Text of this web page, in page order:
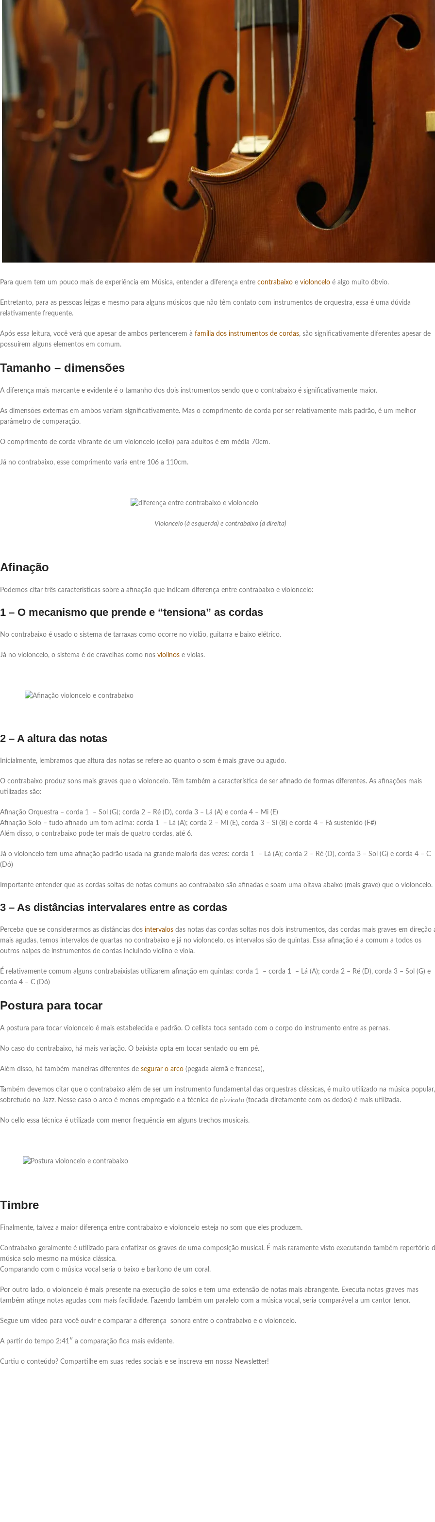
Para quem tem um pouco mais de experiência em Música, entender a diferença entre contrabaixo e violoncelo é algo muito óbvio.
Entretanto, para as pessoas leigas e mesmo para alguns músicos que não têm contato com instrumentos de orquestra, essa é uma dúvida
relativamente frequente.
Após essa leitura, você verá que apesar de ambos pertencerem à família dos instrumentos de cordas, são significativamente diferentes apesar de
possuírem alguns elementos em comum.
Tamanho – dimensões
A diferença mais marcante e evidente é o tamanho dos dois instrumentos sendo que o contrabaixo é significativamente maior.
As dimensões externas em ambos variam significativamente. Mas o comprimento de corda por ser relativamente mais padrão, é um melhor
parâmetro de comparação.
O comprimento de corda vibrante de um violoncelo (cello) para adultos é em média 70cm.
Já no contrabaixo, esse comprimento varia entre 106 a 110cm.
Violoncelo (à esquerda) e contrabaixo (à direita)
Afinação
Podemos citar três características sobre a afinação que indicam diferença entre contrabaixo e violoncelo:
1 – O mecanismo que prende e “tensiona” as cordas
No contrabaixo é usado o sistema de tarraxas como ocorre no violão, guitarra e baixo elétrico.
Já no violoncelo, o sistema é de cravelhas como nos violinos e violas.
2 – A altura das notas
Inicialmente, lembramos que altura das notas se refere ao quanto o som é mais grave ou agudo.
O contrabaixo produz sons mais graves que o violoncelo. Têm também a característica de ser afinado de formas diferentes. As afinações mais
utilizadas são:
Afinação Orquestra – corda 1 – Sol (G); corda 2 – Ré (D), corda 3 – Lá (A) e corda 4 – Mi (E)
Afinação Solo – tudo afinado um tom acima: corda 1 – Lá (A); corda 2 – Mi (E), corda 3 – Si (B) e corda 4 – Fá sustenido (F#)
Além disso, o contrabaixo pode ter mais de quatro cordas, até 6.
Já o violoncelo tem uma afinação padrão usada na grande maioria das vezes: corda 1 – Lá (A); corda 2 – Ré (D), corda 3 – Sol (G) e corda 4 – C
(Dó)
Importante entender que as cordas soltas de notas comuns ao contrabaixo são afinadas e soam uma oitava abaixo (mais grave) que o violoncelo.
3 – As distâncias intervalares entre as cordas
Perceba que se considerarmos as distâncias dos intervalos das notas das cordas soltas nos dois instrumentos, das cordas mais graves em direção
mais agudas, temos intervalos de quartas no contrabaixo e já no violoncelo, os intervalos são de quintas. Essa afinação é a comum a todos os
outros naipes de instrumentos de cordas incluindo violino e viola.
É relativamente comum alguns contrabaixistas utilizarem afinação em quintas: corda 1 – corda 1 – Lá (A); corda 2 – Ré (D), corda 3 – Sol (G) e
corda 4 – C (Dó)
Postura para tocar
A postura para tocar violoncelo é mais estabelecida e padrão. O cellista toca sentado com o corpo do instrumento entre as pernas.
No caso do contrabaixo, há mais variação. O baixista opta em tocar sentado ou em pé.
Além disso, há também maneiras diferentes de segurar o arco (pegada alemã e francesa),
Também devemos citar que o contrabaixo além de ser um instrumento fundamental das orquestras clássicas, é muito utilizado na música popular,
sobretudo no Jazz. Nesse caso o arco é menos empregado e a técnica de pizzicato (tocada diretamente com os dedos) é mais utilizada.
No cello essa técnica é utilizada com menor frequência em alguns trechos musicais.
Timbre
Finalmente, talvez a maior diferença entre contrabaixo e violoncelo esteja no som que eles produzem.
Contrabaixo geralmente é utilizado para enfatizar os graves de uma composição musical. É mais raramente visto executando também repertório
música solo mesmo na música clássica.
Comparando com o música vocal seria o baixo e barítono de um coral.
Por outro lado, o violoncelo é mais presente na execução de solos e tem uma extensão de notas mais abrangente. Executa notas graves mas
também atinge notas agudas com mais facilidade. Fazendo também um paralelo com a música vocal, seria comparável a um cantor tenor.
Segue um vídeo para você ouvir e comparar a diferença sonora entre o contrabaixo e o violoncelo.
A partir do tempo 2:41″ a comparação fica mais evidente.
Curtiu o conteúdo? Compartilhe em suas redes sociais e se inscreva em nossa Newsletter!